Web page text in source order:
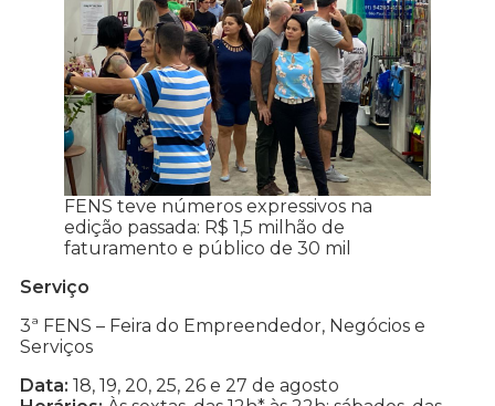
FENS teve números expressivos na
edição passada: R$ 1,5 milhão de
faturamento e público de 30 mil
Serviço
3ª FENS – Feira do Empreendedor, Negócios e
Serviços
Data: 18, 19, 20, 25, 26 e 27 de agosto